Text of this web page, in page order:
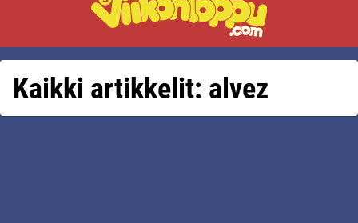
Kaikki artikkelit: alvez